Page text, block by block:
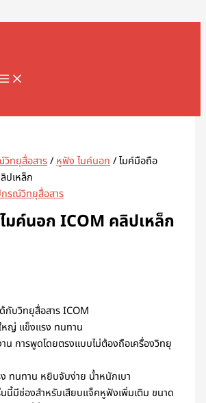
ทยุสื่อสาร/หูฟัง ไมค์นอก/ ไมค์มือถือ
ปเหล็ก
รณ์วิทยุสื่อสาร
มค์นอก ICOM คลิปเหล็ก
ด้กับวิทยุสื่อสาร ICOM
หญ่ แข็งแรง ทนทาน
าน การพูดโดยตรงแบบไม่ต้องถือเครื่องวิทยุ
ทนทาน หยิบจับง่าย น้ำหนักเบา
นี้มีช่องสำหรับเสียบแจ็คหูฟังเพิ่มเติม ขนาด